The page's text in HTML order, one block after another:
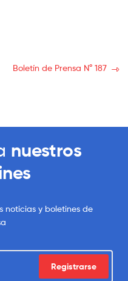
Boletín de Prensa N° 187
nuestros
noticias y boletines de
Registrarse